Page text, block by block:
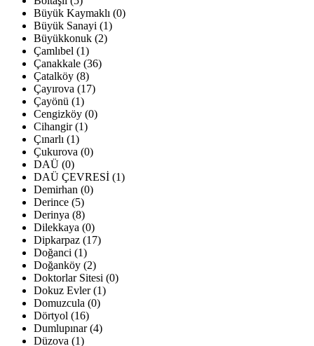
Büyük Kaymaklı (0)
Büyük Sanayi (1)
Büyükkonuk (2)
Çamlıbel (1)
Çanakkale (36)
Çatalköy (8)
Çayırova (17)
Çayönü (1)
Cengizköy (0)
Cihangir (1)
Çınarlı (1)
Çukurova (0)
DAÜ (0)
DAÜ ÇEVRESİ (1)
Demirhan (0)
Derince (5)
Derinya (8)
Dilekkaya (0)
Dipkarpaz (17)
Doğanci (1)
Doğanköy (2)
Doktorlar Sitesi (0)
Dokuz Evler (1)
Domuzcula (0)
Dörtyol (16)
Dumlupınar (4)
Düzova (1)